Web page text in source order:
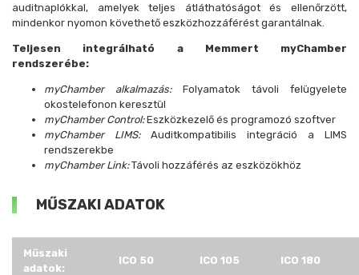
auditnaplókkal, amelyek teljes átláthatóságot és ellenőrzött,
mindenkor nyomon követhető eszközhozzáférést garantálnak.
Teljesen integrálható a Memmert myChamber
rendszerébe:
myChamber alkalmazás:Folyamatok távoli felügyelete
okostelefonon keresztül
myChamber Control:Eszközkezelő és programozó szoftver
myChamber LIMS: Auditkompatibilis integráció a LIMS
rendszerekbe
myChamber Link:Távoli hozzáférés az eszközökhöz
MŰSZAKI ADATOK
Műszaki
adatok:
ICO 50 ICO 105 ICO 180